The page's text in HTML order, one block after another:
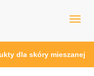
dla skóry mieszanej